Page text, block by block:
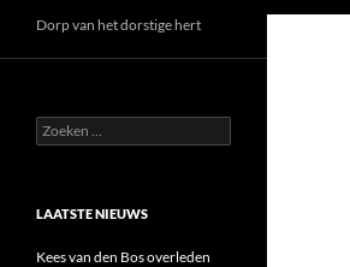
Dorp van het dorstige hert
Zoeken
naar:
LAATSTE NIEUWS
Kees van den Bos overleden